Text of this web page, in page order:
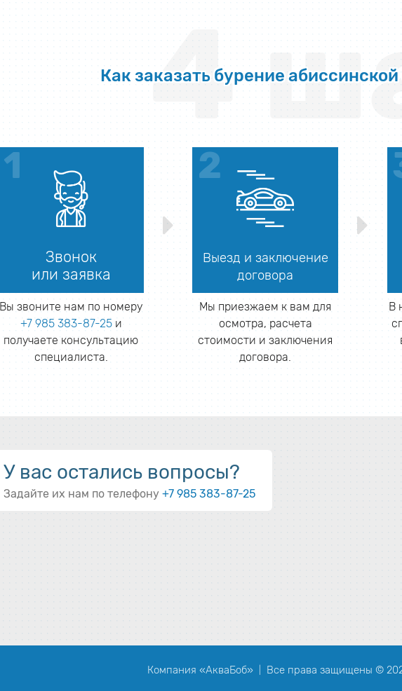
Как заказать бурение
4
Звонок
или заявка
Вы звоните нам по номеру
+7 985 383-87-25и
получаете консультацию
специалиста.
Выезд и заключение
договора
Мы приезжаем к вам для
осмотра, расчета
стоимости и заключения
договора.
В
У вас остались вопросы?
Задайте их нам по телефону +7 985 383-87-25
Компания «АкваБоб» Все права защищены ©